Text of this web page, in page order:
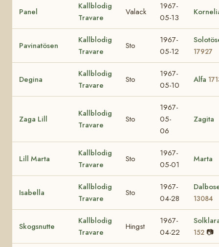
Panel
Kallblodig
Travare
Valack
1967-
05-13
Pavinatösen
Kallblodig
Travare
Sto
1967-
05-12
17927
Degina
Kallblodig
Travare
Sto
1967-
05-10
Alfa
Zaga Lill
Kallblodig
Travare
Sto
1967-
05-
06
Zagita
Lill Marta
Kallblodig
Travare
Sto
1967-
05-01
Marta
Isabella
Kallblodig
Travare
Sto
1967-
04-28
13084
Skogsnutte
Kallblodig
Travare
Hingst
1967-
04-22
152 📷